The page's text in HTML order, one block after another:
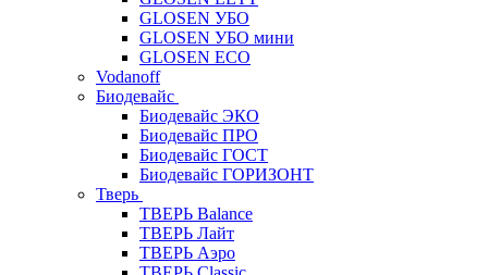
GLOSEN УБО
GLOSEN УБО мини
GLOSEN ECO
Vodanoff
Биодевайс
Биодевайс ЭКО
Биодевайс ПРО
Биодевайс ГОСТ
Биодевайс ГОРИЗОНТ
Тверь
ТВЕРЬ Balance
ТВЕРЬ Лайт
ТВЕРЬ Аэро